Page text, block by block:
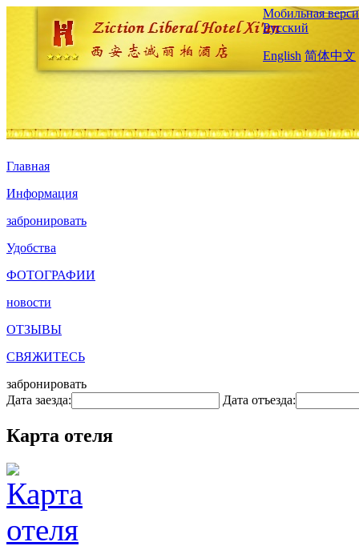
Мобильная
Русский
English 简体中文
Главная
Информация
забронировать
Удобства
ФОТОГРАФИИ
новости
ОТЗЫВЫ
СВЯЖИТЕСЬ
забронировать
Дата заезда:
Дата отъезда:
Карта отеля